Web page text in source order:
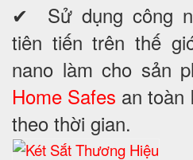
✔ Sử dụng công
tiên tiến trên thế
nano làm cho sản
Home Safes an toàn
theo thời gian.